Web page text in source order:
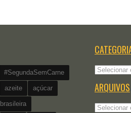
#SegundaSemCarne
azeite açúcar
brasileira
Categorias
ARQUIVOS
Arquivos